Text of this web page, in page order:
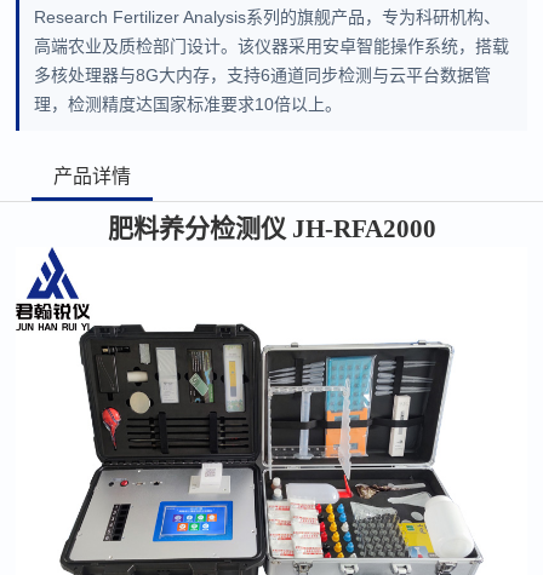
Research Fertilizer Analysis系列的旗舰产品，专为科研机构、
高端农业及质检部门设计。该仪器采用安卓智能操作系统，搭载
多核处理器与8G大内存，支持6通道同步检测与云平台数据管
理，检测精度达国家标准要求10倍以上。
产品详情
肥料养分检测仪 JH-RFA2000